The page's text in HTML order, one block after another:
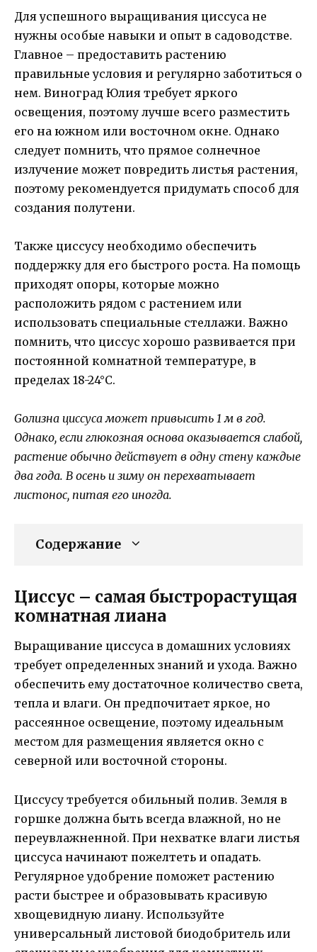
Для успешного выращивания циссуса не
нужны особые навыки и опыт в садоводстве.
Главное – предоставить растению
правильные условия и регулярно заботиться о
нем. Виноград Юлия требует яркого
освещения, поэтому лучше всего разместить
его на южном или восточном окне. Однако
следует помнить, что прямое солнечное
излучение может повредить листья растения,
поэтому рекомендуется придумать способ для
создания полутени.
Также циссусу необходимо обеспечить
поддержку для его быстрого роста. На помощь
приходят опоры, которые можно
расположить рядом с растением или
использовать специальные стеллажи. Важно
помнить, что циссус хорошо развивается при
постоянной комнатной температуре, в
пределах 18-24°C.
Gолизна циссуса может привысить 1 м в год.
Однако, если глюкозная основа оказывается слабой,
растение обычно действует в одну стену каждые
два года. В осень и зиму он перехватывает
листонос, питая его иногда.
Содержание
Циссус – самая быстрорастущая
комнатная лиана
Выращивание циссуса в домашних условиях
требует определенных знаний и ухода. Важно
обеспечить ему достаточное количество света,
тепла и влаги. Он предпочитает яркое, но
рассеянное освещение, поэтому идеальным
местом для размещения является окно с
северной или восточной стороны.
Циссусу требуется обильный полив. Земля в
горшке должна быть всегда влажной, но не
переувлажненной. При нехватке влаги листья
циссуса начинают пожелтеть и опадать.
Регулярное удобрение поможет растению
расти быстрее и образовывать красивую
хвощевидную лиану. Используйте
универсальный листовой биодобритель или